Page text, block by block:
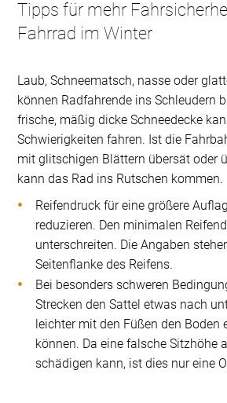
Tipps für mehr
Fahrrad im Winter
Laub, Schneematsch, nasse oder
können Radfahrende ins Schleudern
frische, mäßig dicke Schneedecke
Schwierigkeiten fahren. Ist die
mit glitschigen Blättern übersät oder
kann das Rad ins Rutschen kommen.
Reifendruck für eine größere
reduzieren. Den minimalen
unterschreiten. Die Angaben
Seitenflanke des Reifens.
Bei besonders schweren
Strecken den Sattel etwas nach
leichter mit den Füßen den Boden
können. Da eine falsche Sitzhöhe
schädigen kann, ist dies nur eine